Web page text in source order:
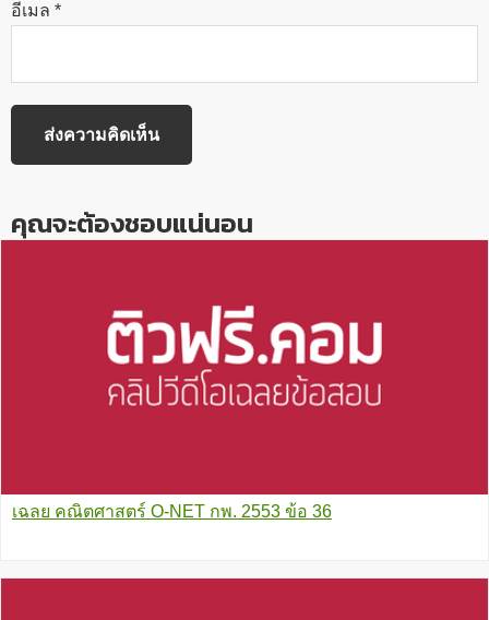
อีเมล *
คุณจะต้องชอบแน่นอน
เฉลย คณิตศาสตร์ O-NET กพ. 2553 ข้อ 36